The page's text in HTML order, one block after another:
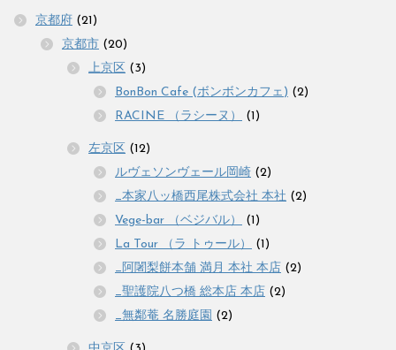
京都府 (21)
京都市 (20)
上京区 (3)
BonBon Cafe (ボンボンカフェ) (2)
RACINE （ラシーヌ）
(1)
左京区 (12)
ルヴェソンヴェール岡崎 (2)
_本家八ッ橋西尾株式会社 本社 (2)
Vege-bar （ベジバル）
(1)
La Tour （ラ トゥール）
(1)
_阿闍梨餅本舗 満月 本社 本店 (2)
_聖護院八つ橋 総本店 本店 (2)
_無鄰菴 名勝庭園 (2)